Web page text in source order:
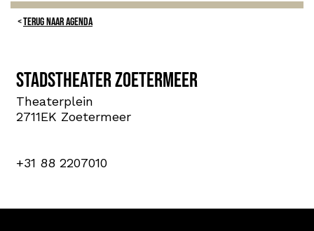
TERUG NAAR AGENDA
Stadstheater Zoetermeer
Theaterplein
2711EK Zoetermeer
+31 88 2207010